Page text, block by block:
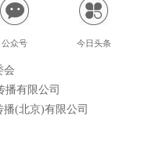
公众号 今日头条
会
播有限公司
(北京)有限公司